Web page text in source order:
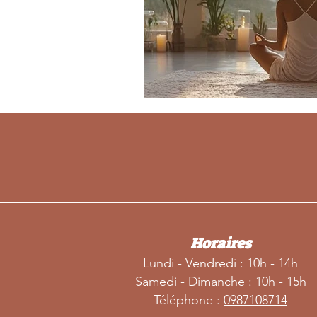
Horaires
Lundi - Vendredi : 10h - 14h
Samedi - Dimanche : 10h - 15h
Téléphone : 0987108714